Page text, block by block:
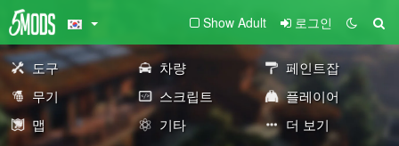
Show Adult 로그인
도구 차량
페인트잡
무기
스크립트
플레이어
맵
기타 더 보기